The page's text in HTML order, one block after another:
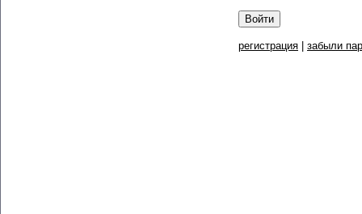
регистрация забыли